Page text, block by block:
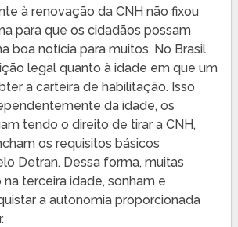
à renovação da CNH não fixou
para que os cidadãos possam
boa notícia para muitos. No Brasil,
legal quanto à idade em que um
a carteira de habilitação. Isso
da idade, os
tendo o direito de tirar a CNH,
os requisitos básicos
Detran. Dessa forma, muitas
terceira idade, sonham e
a autonomia proporcionada